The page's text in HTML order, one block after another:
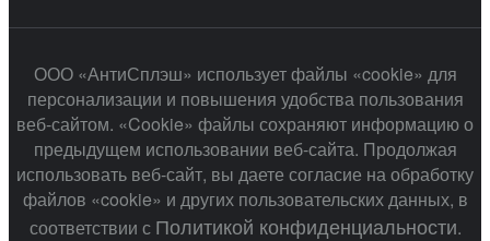
ООО «АнтиСплэш» использует файлы «cookie» для
персонализации и повышения удобства пользования
веб-сайтом. «Cookie» файлы сохраняют информацию о
предыдущем использовании веб-сайта. Продолжая
использовать веб-сайт, вы даете согласие на обработку
файлов «cookie» и других пользовательских данных, в
соответствии с Политикой конфиденциальности.